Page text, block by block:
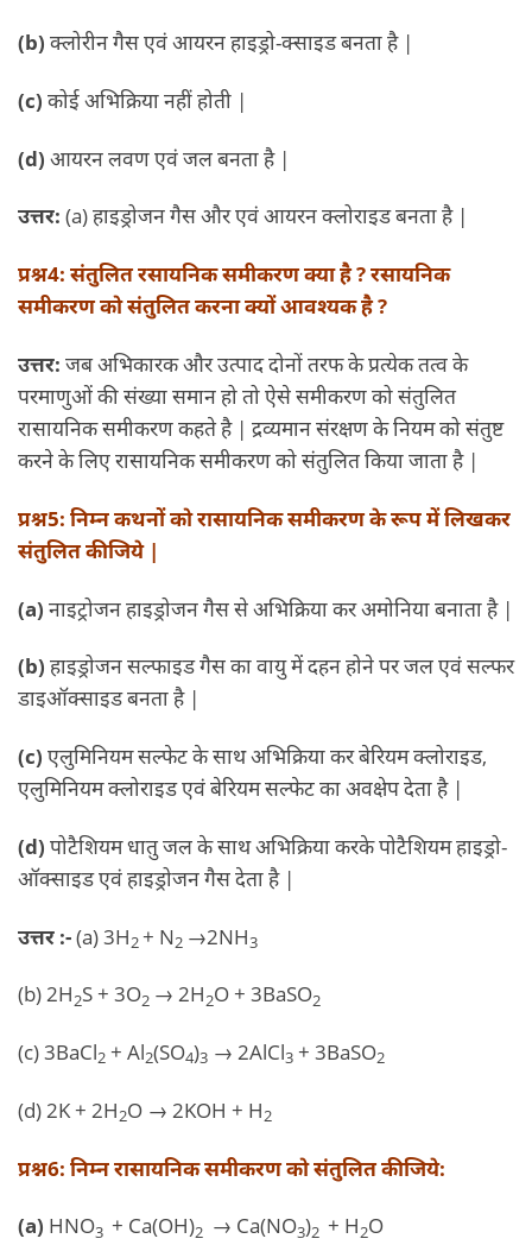
(b) क्लोरीन गैस एवं आयरन हाइड्रो-क्साइड बनता है |
(c) कोई अभिक्रिया नहीं होती |
(d) आयरन लवण एवं जल बनता है |
उत्तर: (a) हाइड्रोजन गैस और एवं आयरन क्लोराइड बनता है |
प्रश्न4: संतुलित रसायनिक समीकरण क्या है ? रसायनिक
समीकरण को संतुलित करना क्यों आवश्यक है ?
उत्तर: जब अभिकारक और उत्पाद दोनों तरफ के प्रत्येक तत्व के
परमाणुओं की संख्या समान हो तो ऐसे समीकरण को संतुलित
रासायनिक समीकरण कहते है | द्रव्यमान संरक्षण के नियम को संतुष्ट
करने के लिए रासायनिक समीकरण को संतुलित किया जाता है |
प्रश्न5: निम्न कथनों को रासायनिक समीकरण के रूप में लिखकर
संतुलित कीजिये |
(a) नाइट्रोजन हाइड्रोजन गैस से अभिक्रिया कर अमोनिया बनाता है |
(b) हाइड्रोजन सल्फाइड गैस का वायु में दहन होने पर जल एवं सल्फर
डाइऑक्साइड बनता है |
(c) एलुमिनियम सल्फेट के साथ अभिक्रिया कर बेरियम क्लोराइड,
एलुमिनियम क्लोराइड एवं बेरियम सल्फेट का अवक्षेप देता है |
(d) पोटैशियम धातु जल के साथ अभिक्रिया करके पोटैशियम हाइड्रो-
ऑक्साइड एवं हाइड्रोजन गैस देता है |
उत्तर :-(a) 3H2+ N2 →2NH3
(b) 2H2S + 3O2 → 2H2O + 3BaSO2
(c) 3BaCl2 + Al2(SO4)3 → 2AlCl3 + 3BaSO2
(d) 2K + 2H2O → 2KOH + H2
प्रश्न6: निम्न रासायनिक समीकरण को संतुलित कीजिये:
(a) HNO3 + Ca(OH)2 → Ca(NO3)2 + H2O